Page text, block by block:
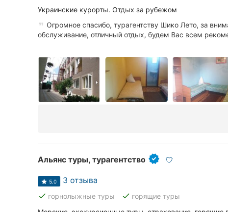
Украинские курорты. Отдых за рубежом
Огромное спасибо, турагентству Шико Лето, за
обслуживание, отличный отдых, будем Вас всем
Альянс туры, турагентство
5.0 3 отзыва
done горнолыжные туры done горящие туры